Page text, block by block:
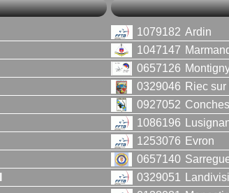
1079182 Ardin
1047147
0657126
0329046 Riec
0927052
1086196
1253076 Evron
0657140
0329051